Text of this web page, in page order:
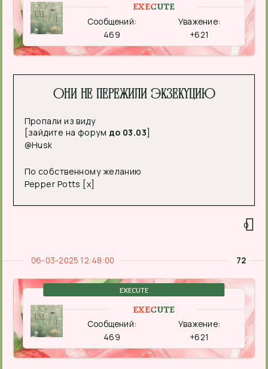
EXECUTE
Сообщений:
469
Уважение:
+621
Они не пережили экзекуцию
Пропали из виду
[зайдите на форум до 03.03]
@Husk
По собственному желанию
Pepper Potts [x]
0
72
06-03-2025 12:48:00
EXECUTE
EXECUTE
Сообщений:
469
Уважение:
+621